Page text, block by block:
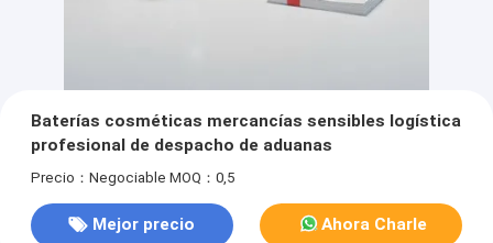
Baterías cosméticas mercancías sensibles logística
profesional de despacho de aduanas
Precio：Negociable MOQ：0,5
Mejor precio Ahora Charle